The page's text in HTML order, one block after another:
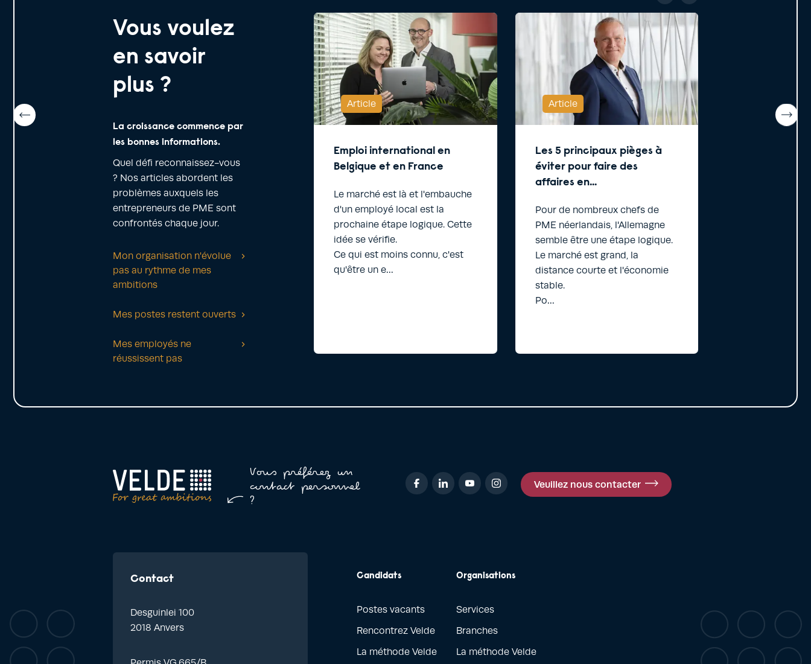
Vous voulez
en savoir
plus ?
La croissance commence par
les bonnes informations.
Quel défi reconnaissez-vous
? Nos articles abordent les
problèmes auxquels les
entrepreneurs de PME sont
confrontés chaque jour.
Mon organisation n'évolue
pas au rythme de mes
ambitions
Mes postes restent ouverts
Mes employés ne
réussissent pas
exportations 2.0 appelle le
recrutement…
Les entreprises qui cherchent à
attirer de nouveaux
doivent garder à l'esprit que
cette profession est en pleine
mutatio…
Article
Emploi international en
Belgique et en France
Le marché est là et l'embauche
d'un employé local est la
prochaine étape logique. Cette
idée se vérifie.
Ce qui est moins connu, c'est
qu'être un e…
Article
Les 5 principaux pièges à
éviter pour faire des
affaires en…
Pour de nombreux chefs de
PME néerlandais, l'Allemagne
semble être une étape logique.
Le marché est grand, la
distance courte et l'économie
stable.
Po…
Vous préférez un
contact personnel
?
Veuillez nous contacter
Contact
Desguinlei 100
2018 Anvers
Candidats
Postes vacants
Rencontrez Velde
La méthode Velde
Organisations
Services
Branches
La méthode Velde